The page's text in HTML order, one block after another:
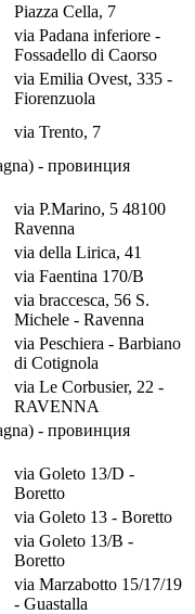
Piazza Cella, 7
via Padana inferiore -
Fossadello di Caorso
via Emilia Ovest, 335 -
Fiorenzuola
via Trento, 7
- провинция
via P.Marino, 5 48100
Ravenna
via della Lirica, 41
via Faentina 170/B
via braccesca, 56 S.
Michele - Ravenna
via Peschiera - Barbiano
di Cotignola
via Le Corbusier, 22 -
RAVENNA
- провинция
via Goleto 13/D -
Boretto
via Goleto 13 - Boretto
via Goleto 13/B -
Boretto
via Marzabotto 15/17/19
- Guastalla